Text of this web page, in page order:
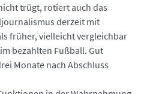
trügt, rotiert auch das
derzeit mit
früher, vielleicht vergleichbar
bezahlten Fußball. Gut
Monate nach Abschluss